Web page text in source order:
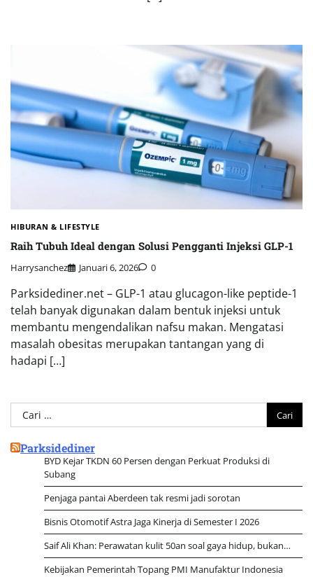
HIBURAN & LIFESTYLE
Raih Tubuh Ideal dengan Solusi Pengganti Injeksi GLP-1
Harrysanchez Januari 6, 2026 0
Parksidediner.net – GLP-1 atau glucagon-like peptide-1
telah banyak digunakan dalam bentuk injeksi untuk
membantu mengendalikan nafsu makan. Mengatasi
masalah obesitas merupakan tantangan yang di
hadapi […]
Cari
untuk:
Parksidediner
BYD Kejar TKDN 60 Persen dengan Perkuat Produksi di
Subang
Penjaga pantai Aberdeen tak resmi jadi sorotan
Bisnis Otomotif Astra Jaga Kinerja di Semester I 2026
Saif Ali Khan: Perawatan kulit 50an soal gaya hidup, bukan…
Kebijakan Pemerintah Topang PMI Manufaktur Indonesia